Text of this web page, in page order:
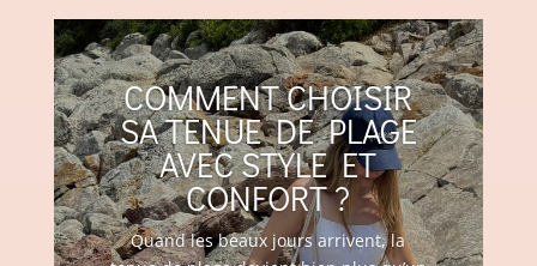
COMMENT CHOISIR
SA TENUE DE PLAGE
AVEC STYLE ET
CONFORT ?
Quand les beaux jours arrivent, la